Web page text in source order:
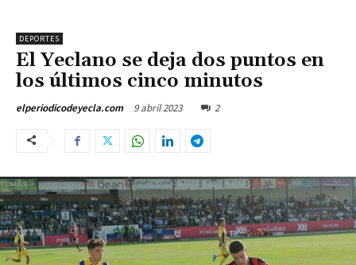
DEPORTES
El Yeclano se deja dos puntos en
los últimos cinco minutos
elperiodicodeyecla.com 9 abril 2023 2